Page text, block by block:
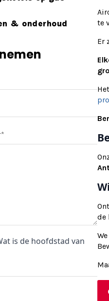
& onderhoud
is de hoofdstad van
te
Er
de